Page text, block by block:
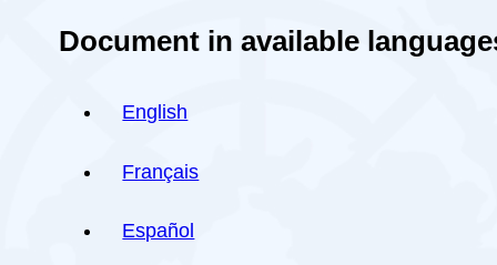
Document in available
English
Français
Español